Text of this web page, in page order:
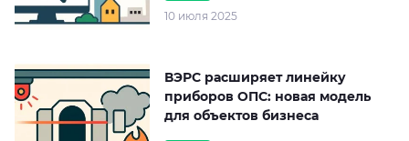
10 июля 2025
ВЭРС расширяет линейку
приборов ОПС: новая модель
для объектов бизнеса